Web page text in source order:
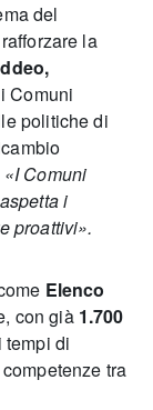
del
la
Comuni
politiche di
«I Comuni
i
proattivi».
Elenco
con già 1.700
tempi di
tra